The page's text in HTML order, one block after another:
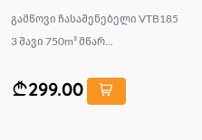
გამწოვი ჩასაშენებელი VTB185
3 შავი 750m³ მწარ...
299.00